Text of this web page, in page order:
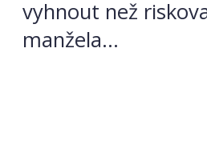
vyhnout než
manžela…